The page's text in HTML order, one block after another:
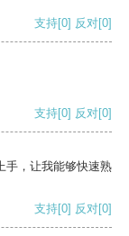
支持[0] 反对[0]
支持[0] 反对[0]
手，让我能够快速熟
支持[0] 反对[0]